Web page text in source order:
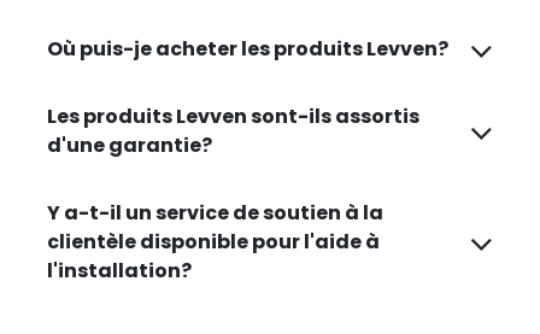
Où puis-je acheter les produits Levven?
Les produits Levven sont-ils assortis
d'une garantie?
Y a-t-il un service de soutien à la
clientèle disponible pour l'aide à
l'installation?